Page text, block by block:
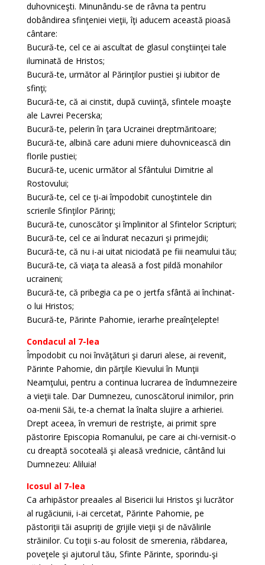
duhovniceşti. Minunându-se de râvna ta pentru
dobândirea sfinţeniei vieţii, îţi aducem această pioasă
cântare:
Bucură-te, cel ce ai ascultat de glasul conştiinţei tale
iluminată de Hristos;
Bucură-te, următor al Părinţilor pustiei şi iubitor de
sfinţi;
Bucură-te, că ai cinstit, după cuviinţă, sfintele moaşte
ale Lavrei Pecerska;
Bucură-te, pelerin în ţara Ucrainei dreptmăritoare;
Bucură-te, albină care aduni miere duhovnicească din
florile pustiei;
Bucură-te, ucenic următor al Sfântului Dimitrie al
Rostovului;
Bucură-te, cel ce ţi-ai împodobit cunoştintele din
scrierile Sfinţilor Părinţi;
Bucură-te, cunoscător şi împlinitor al Sfintelor Scripturi;
Bucură-te, cel ce ai îndurat necazuri şi primejdii;
Bucură-te, că nu i-ai uitat niciodată pe fiii neamului tău;
Bucură-te, că viaţa ta aleasă a fost pildă monahilor
ucraineni;
Bucură-te, că pribegia ca pe o jertfa sfântă ai închinat-
o lui Hristos;
Bucură-te, Părinte Pahomie, ierarhe preaînţelepte!
Condacul al 7-lea
Împodobit cu noi învăţături şi daruri alese, ai revenit,
Părinte Pahomie, din părţile Kievului în Munţii
Neamţului, pentru a continua lucrarea de îndumnezeire
a vieţii tale. Dar Dumnezeu, cunoscătorul inimilor, prin
oa-menii Săi, te-a chemat la înalta slujire a arhieriei.
Drept aceea, în vremuri de restrişte, ai primit spre
păstorire Episcopia Romanului, pe care ai chi-vernisit-o
cu dreaptă socoteală şi aleasă vrednicie, cântând lui
Dumnezeu: Aliluia!
Icosul al 7-lea
Ca arhipăstor preaales al Bisericii lui Hristos şi lucrător
al rugăciunii, i-ai cercetat, Părinte Pahomie, pe
păstoriţii tăi asupriţi de grijile vieţii şi de năvălirile
străinilor. Cu toţii s-au folosit de smerenia, răbdarea,
poveţele şi ajutorul tău, Sfinte Părinte, sporindu-şi